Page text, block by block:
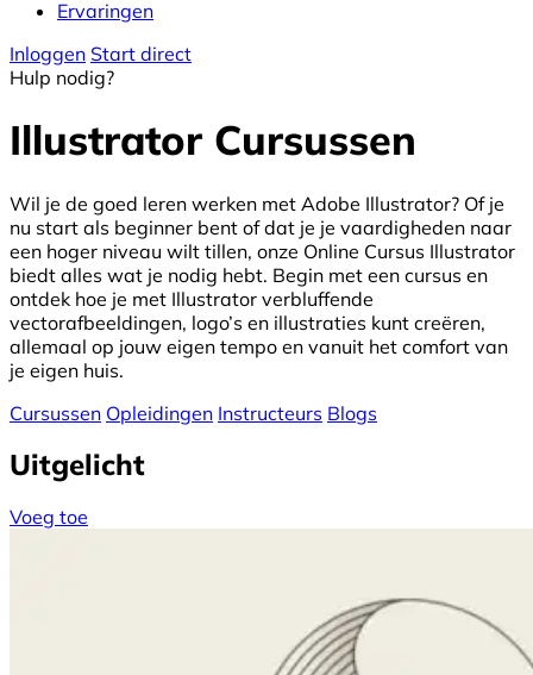
Ervaringen
Inloggen Start direct
Hulp nodig?
Illustrator Cursussen
Wil je de goed leren werken met Adobe Illustrator? Of je
nu start als beginner bent of dat je je vaardigheden naar
een hoger niveau wilt tillen, onze Online Cursus Illustrator
biedt alles wat je nodig hebt. Begin met een cursus en
ontdek hoe je met Illustrator verbluffende
vectorafbeeldingen, logo’s en illustraties kunt creëren,
allemaal op jouw eigen tempo en vanuit het comfort van
je eigen huis.
Cursussen Opleidingen Instructeurs Blogs
Uitgelicht
Voeg toe